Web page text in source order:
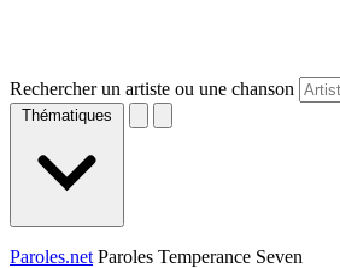
Rechercher un artiste ou une chanson
Thématiques
Paroles.net Paroles Temperance Seven